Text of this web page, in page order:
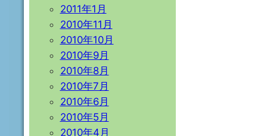
2011年1月
2010年11月
2010年10月
2010年9月
2010年8月
2010年7月
2010年6月
2010年5月
2010年4月